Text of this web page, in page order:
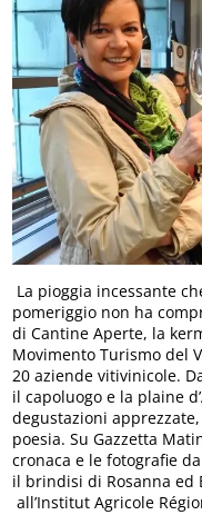
La pioggia incessante
pomeriggio non ha
di Cantine Aperte, la
Movimento Turismo del
20 aziende vitivinicole.
il capoluogo e la plaine
degustazioni
poesia. Su Gazzetta
cronaca e le fotografie
il brindisi di Rosanna ed
all’Institut Agricole